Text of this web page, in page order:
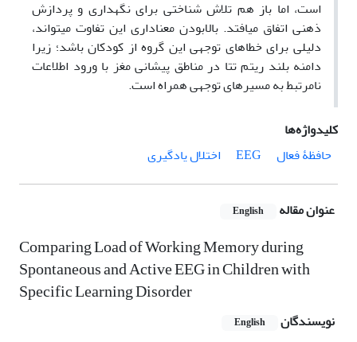
است، اما باز هم تلاش شناختی برای نگهداری و پردازش
ذهنی اتفاق می­افتد. بالابودن معناداری این تفاوت می­تواند،
دلیلی برای خطاهای توجهی این گروه از کودکان باشد؛ زیرا
دامنه بلند ریتم تتا در مناطق پیشانی مغز با ورود اطلاعات
نامرتبط به مسیرهای توجهی همراه است.
کلیدواژه‌ها
حافظۀ فعال
EEG اختلال یادگیری
عنوان مقاله English
Comparing Load of Working Memory during
Spontaneous and Active EEG in Children with
Specific Learning Disorder
نویسندگان English